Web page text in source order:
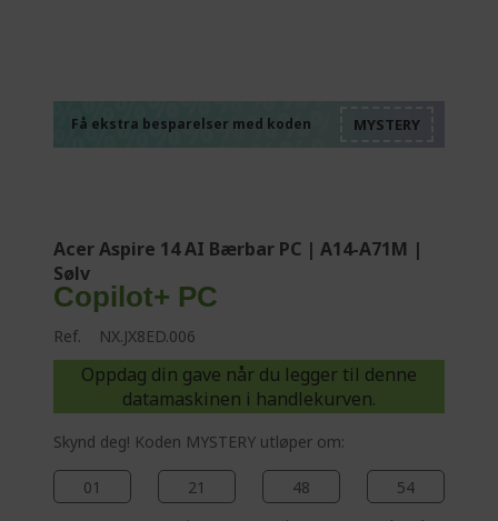
Få ekstra besparelser med koden
Acer Aspire 14 AI Bærbar PC | A14-A71M |
Sølv
Copilot+ PC
Ref. NX.JX8ED.006
Oppdag din gave når du legger til denne
datamaskinen i handlekurven.
Skynd deg! Koden MYSTERY utløper om:
01 21 48 53